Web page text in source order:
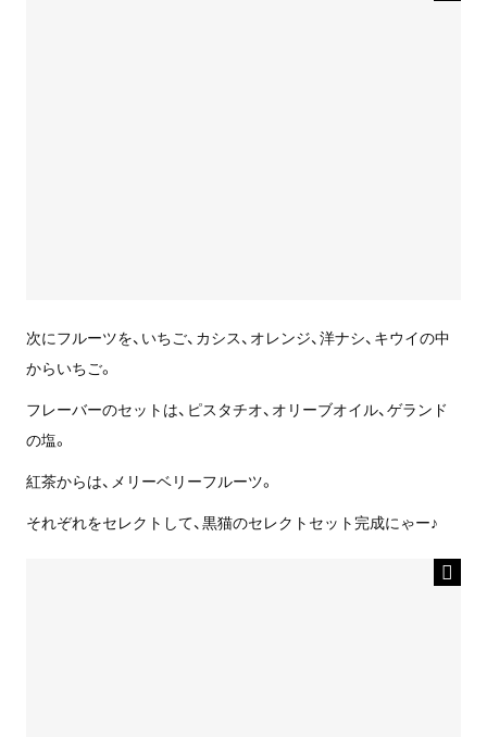
次にフルーツを、いちご、カシス、オレンジ、洋ナシ、キウイの中
からいちご。
フレーバーのセットは、ピスタチオ、オリーブオイル、ゲランド
の塩。
紅茶からは、メリーベリーフルーツ。
それぞれをセレクトして、黒猫のセレクトセット完成にゃー♪